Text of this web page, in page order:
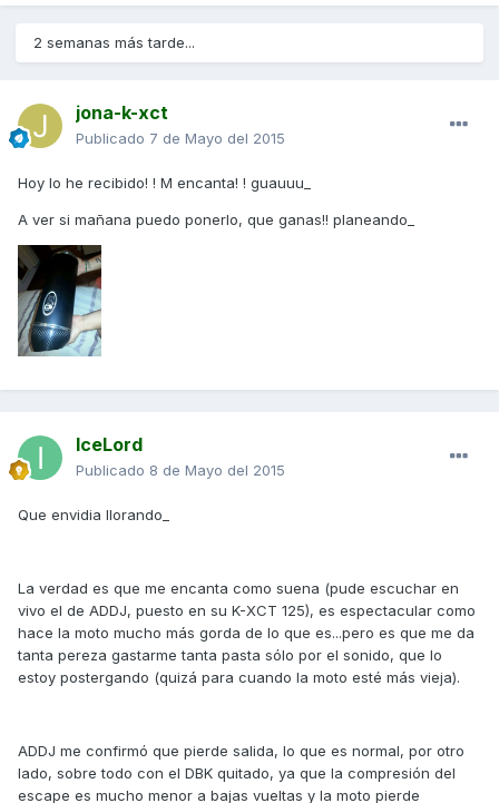
2 semanas más tarde...
jona-k-xct
Publicado 7 de Mayo del 2015
Hoy lo he recibido! ! M encanta! ! guauuu_
A ver si mañana puedo ponerlo, que ganas!! planeando_
IceLord
Publicado 8 de Mayo del 2015
Que envidia llorando_
La verdad es que me encanta como suena (pude escuchar en
vivo el de ADDJ, puesto en su K-XCT 125), es espectacular como
hace la moto mucho más gorda de lo que es...pero es que me da
tanta pereza gastarme tanta pasta sólo por el sonido, que lo
estoy postergando (quizá para cuando la moto esté más vieja).
ADDJ me confirmó que pierde salida, lo que es normal, por otro
lado, sobre todo con el DBK quitado, ya que la compresión del
escape es mucho menor a bajas vueltas y la moto pierde